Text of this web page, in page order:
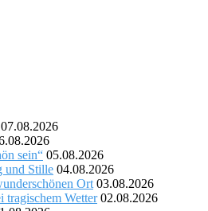
07.08.2026
sein“ 05.08.2026
und Stille 04.08.2026
Ort 03.08.2026
Wetter 02.08.2026